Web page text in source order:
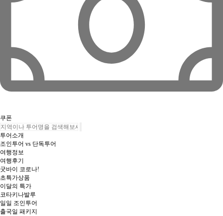
쿠폰
투어소개
조인투어 vs 단독투어
여행정보
여행후기
굿바이 코로나!
초특가상품
이달의 특가
코타키나발루
일일 조인투어
출국일 패키지